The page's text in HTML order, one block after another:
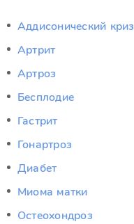
Аддисонический криз
Артрит
Артроз
Бесплодие
Гастрит
Гонартроз
Диабет
Миома матки
Остеохондроз